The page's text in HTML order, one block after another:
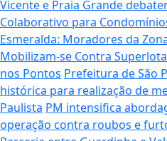
Vicente e Praia Grande
Colaborativo para
Esmeralda: Moradores da
Mobilizam-se Contra
nos Pontos Prefeitura de São
histórica para realização de
Paulista PM intensifica
operação contra roubos e